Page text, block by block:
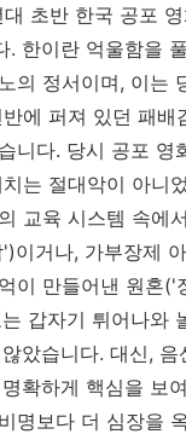
초반 한국 공포
. 한이란 억울함을
의 정서이며, 이는
에 퍼져 있던 패배
니다. 당시 공포 영
는 절대악이 아니
교육 시스템 속에
이거나, 가부장제
이 만들어낸 원혼('
갑자기 튀어나와
았습니다. 대신, 음
확하게 핵심을 보
명보다 더 심장을